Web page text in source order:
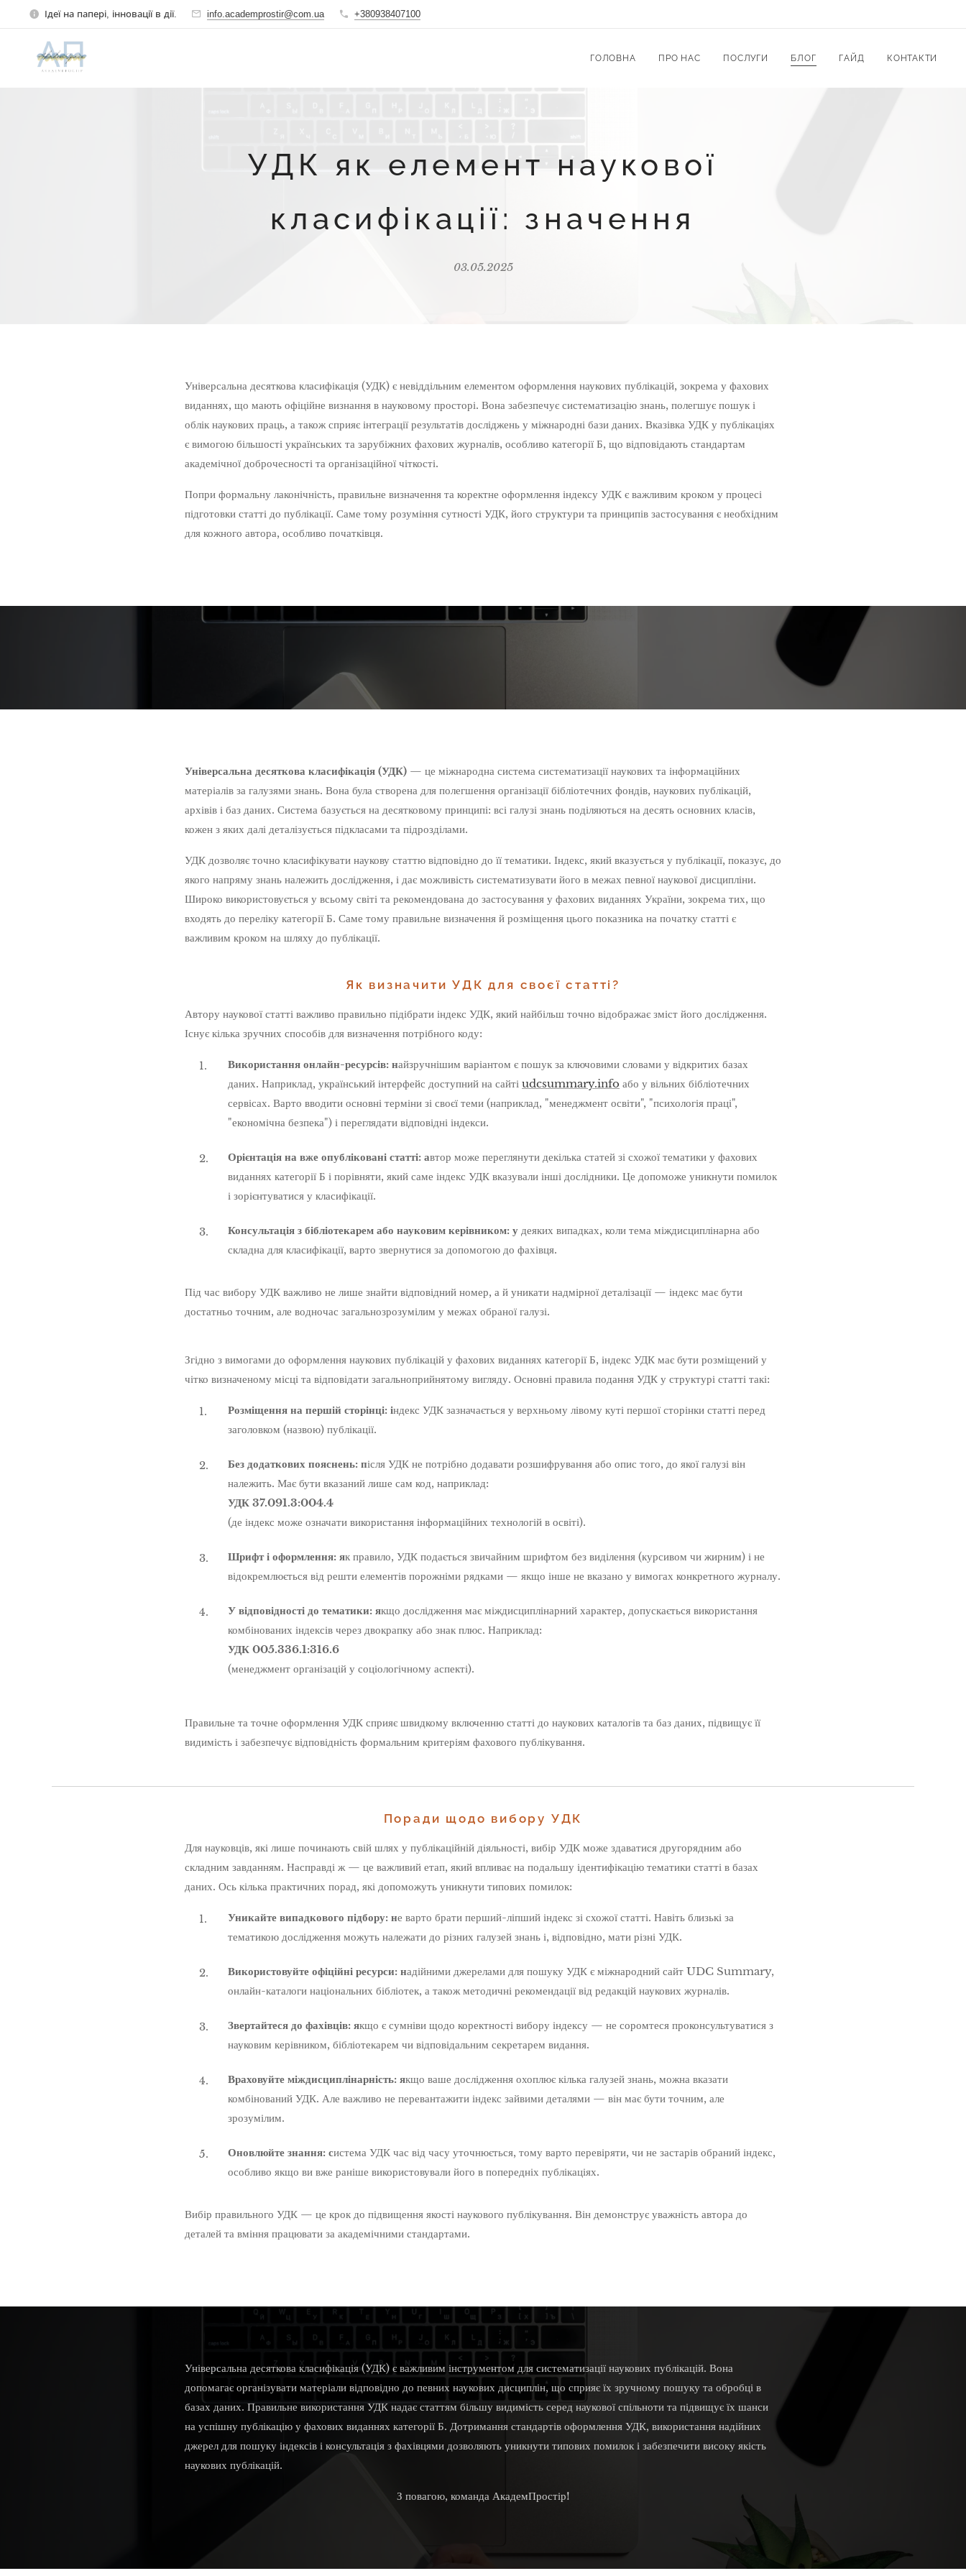
Ідеї на папері, інновації в дії. info.academprostir@com.ua +380938407100
ГОЛОВНА ПРО НАС ПОСЛУГИ БЛОГ ГАЙД КОНТАКТИ
УДК як елемент наукової
класифікації: значення
03.05.2025
Універсальна десяткова класифікація (УДК) є невіддільним елементом оформлення наукових публікацій, зокрема у фахових
виданнях, що мають офіційне визнання в науковому просторі. Вона забезпечує систематизацію знань, полегшує пошук і
облік наукових праць, а також сприяє інтеграції результатів досліджень у міжнародні бази даних. Вказівка УДК у публікаціях
є вимогою більшості українських та зарубіжних фахових журналів, особливо категорії Б, що відповідають стандартам
академічної доброчесності та організаційної чіткості.
Попри формальну лаконічність, правильне визначення та коректне оформлення індексу УДК є важливим кроком у процесі
підготовки статті до публікації. Саме тому розуміння сутності УДК, його структури та принципів застосування є необхідним
для кожного автора, особливо початківця.
Універсальна десяткова класифікація (УДК) — це міжнародна система систематизації наукових та інформаційних
матеріалів за галузями знань. Вона була створена для полегшення організації бібліотечних фондів, наукових публікацій,
архівів і баз даних. Система базується на десятковому принципі: всі галузі знань поділяються на десять основних класів,
кожен з яких далі деталізується підкласами та підрозділами.
УДК дозволяє точно класифікувати наукову статтю відповідно до її тематики. Індекс, який вказується у публікації, показує, до
якого напряму знань належить дослідження, і дає можливість систематизувати його в межах певної наукової дисципліни.
Широко використовується у всьому світі та рекомендована до застосування у фахових виданнях України, зокрема тих, що
входять до переліку категорії Б. Саме тому правильне визначення й розміщення цього показника на початку статті є
важливим кроком на шляху до публікації.
Як визначити УДК для своєї статті?
Автору наукової статті важливо правильно підібрати індекс УДК, який найбільш точно відображає зміст його дослідження.
Існує кілька зручних способів для визначення потрібного коду:
Використання онлайн-ресурсів: найзручнішим варіантом є пошук за ключовими словами у відкритих базах
даних. Наприклад, український інтерфейс доступний на сайті udcsummary.info або у вільних бібліотечних
сервісах. Варто вводити основні терміни зі своєї теми (наприклад, "менеджмент освіти", "психологія праці",
"економічна безпека") і переглядати відповідні індекси.
Орієнтація на вже опубліковані статті: автор може переглянути декілька статей зі схожої тематики у фахових
виданнях категорії Б і порівняти, який саме індекс УДК вказували інші дослідники. Це допоможе уникнути помилок
і зорієнтуватися у класифікації.
Консультація з бібліотекарем або науковим керівником: у деяких випадках, коли тема міждисциплінарна або
складна для класифікації, варто звернутися за допомогою до фахівця.
Під час вибору УДК важливо не лише знайти відповідний номер, а й уникати надмірної деталізації — індекс має бути
достатньо точним, але водночас загальнозрозумілим у межах обраної галузі.
Згідно з вимогами до оформлення наукових публікацій у фахових виданнях категорії Б, індекс УДК має бути розміщений у
чітко визначеному місці та відповідати загальноприйнятому вигляду. Основні правила подання УДК у структурі статті такі:
Розміщення на першій сторінці: індекс УДК зазначається у верхньому лівому куті першої сторінки статті перед
заголовком (назвою) публікації.
Без додаткових пояснень: після УДК не потрібно додавати розшифрування або опис того, до якої галузі він
належить. Має бути вказаний лише сам код, наприклад:
УДК 37.091.3:004.4
(де індекс може означати використання інформаційних технологій в освіті).
Шрифт і оформлення: як правило, УДК подається звичайним шрифтом без виділення (курсивом чи жирним) і не
відокремлюється від решти елементів порожніми рядками — якщо інше не вказано у вимогах конкретного журналу.
У відповідності до тематики: якщо дослідження має міждисциплінарний характер, допускається використання
комбінованих індексів через двокрапку або знак плюс. Наприклад:
УДК 005.336.1:316.6
(менеджмент організацій у соціологічному аспекті).
Правильне та точне оформлення УДК сприяє швидкому включенню статті до наукових каталогів та баз даних, підвищує її
видимість і забезпечує відповідність формальним критеріям фахового публікування.
Поради щодо вибору УДК
Для науковців, які лише починають свій шлях у публікаційній діяльності, вибір УДК може здаватися другорядним або
складним завданням. Насправді ж — це важливий етап, який впливає на подальшу ідентифікацію тематики статті в базах
даних. Ось кілька практичних порад, які допоможуть уникнути типових помилок:
Уникайте випадкового підбору: не варто брати перший-ліпший індекс зі схожої статті. Навіть близькі за
тематикою дослідження можуть належати до різних галузей знань і, відповідно, мати різні УДК.
Використовуйте офіційні ресурси: надійними джерелами для пошуку УДК є міжнародний сайт UDC Summary,
онлайн-каталоги національних бібліотек, а також методичні рекомендації від редакцій наукових журналів.
Звертайтеся до фахівців: якщо є сумніви щодо коректності вибору індексу — не соромтеся проконсультуватися з
науковим керівником, бібліотекарем чи відповідальним секретарем видання.
Враховуйте міждисциплінарність: якщо ваше дослідження охоплює кілька галузей знань, можна вказати
комбінований УДК. Але важливо не перевантажити індекс зайвими деталями — він має бути точним, але
зрозумілим.
Оновлюйте знання: система УДК час від часу уточнюється, тому варто перевіряти, чи не застарів обраний індекс,
особливо якщо ви вже раніше використовували його в попередніх публікаціях.
Вибір правильного УДК — це крок до підвищення якості наукового публікування. Він демонструє уважність автора до
деталей та вміння працювати за академічними стандартами.
Універсальна десяткова класифікація (УДК) є важливим інструментом для систематизації наукових публікацій. Вона
допомагає організувати матеріали відповідно до певних наукових дисциплін, що сприяє їх зручному пошуку та обробці в
базах даних. Правильне використання УДК надає статтям більшу видимість серед наукової спільноти та підвищує їх шанси
на успішну публікацію у фахових виданнях категорії Б. Дотримання стандартів оформлення УДК, використання надійних
джерел для пошуку індексів і консультація з фахівцями дозволяють уникнути типових помилок і забезпечити високу якість
наукових публікацій.
З повагою, команда АкадемПростір!